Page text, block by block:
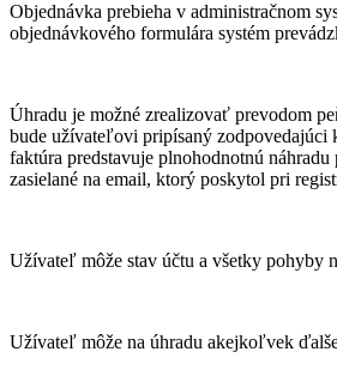
Objednávka prebieha v administračnom
objednávkového formulára systém
Úhradu je možné zrealizovať prevodom
bude užívateľovi pripísaný zodpovedajúci
faktúra predstavuje plnohodnotnú
zasielané na email, ktorý poskytol pri
Užívateľ môže stav účtu a všetky pohyby
Užívateľ môže na úhradu akejkoľvek